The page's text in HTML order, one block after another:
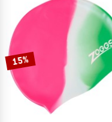
15%